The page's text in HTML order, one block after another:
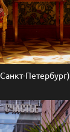
Петербург)